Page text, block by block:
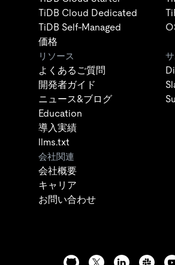
TiDB Cloud Dedicated
TiDB Self-Managed
価格
リソース
よくあるご質問
開発者ガイド
ニュース&ブログ
Education
導入実績
llms.txt
会社関連
会社概要
キャリア
お問い合わせ